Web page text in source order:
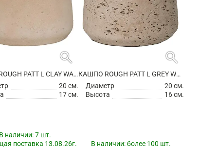
search
КАШПО ROUGH PATT L CLAY WASHED
20 см.
17 см.
наличии:7 шт.
поставка 13.08.26г.
search
КАШПО ROUGH PATT L GREY WASHED
Диаметр
20 см.
Высота
16 см.
В наличии:более 100 шт.